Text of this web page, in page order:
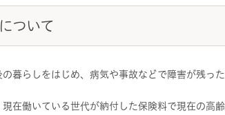
ついて
暮らしをはじめ、病気や事故などで障害が残っ
在働いている世代が納付した保険料で現在の高